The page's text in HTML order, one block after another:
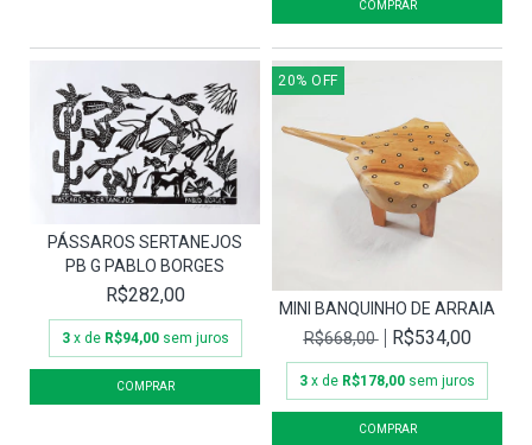
PÁSSAROS SERTANEJOS
PB G PABLO BORGES
R$282,00
3 x de R$94,00 sem juros
20% OFF
MINI BANQUINHO DE ARRAIA
R$668,00
R$534,00
3 x de R$178,00 sem juros